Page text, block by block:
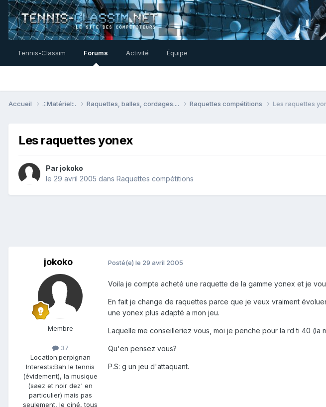
Tennis-Classim Forums Activité Équipe
Accueil .::Matériel::. Raquettes, balles, cordages.... Raquettes compétitions Les raquettes
Les raquettes yonex
Par jokoko
le 29 avril 2005 dans Raquettes compétitions
jokoko
Membre
37
Location:perpignan
Interests:Bah le tennis
(évidement), la musique
(saez et noir dez' en
particulier) mais pas
seulement, le ciné, tous
Posté(e) le 29 avril 2005
Voila je compte acheté une raquette de la gamme yonex et je
En fait je change de raquettes parce que je veux vraiment
une yonex plus adapté a mon jeu.
Laquelle me conseilleriez vous, moi je penche pour la rd ti 40 (la
Qu'en pensez vous?
P.S: g un jeu d'attaquant.